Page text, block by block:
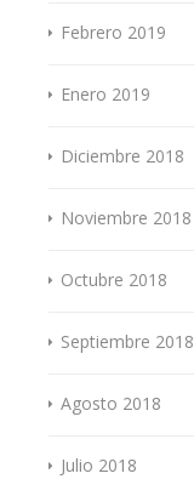
Febrero 2019
Enero 2019
Diciembre 2018
Noviembre 2018
Octubre 2018
Septiembre 2018
Agosto 2018
Julio 2018